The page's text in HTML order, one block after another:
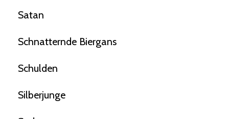
Satan
Schnatternde Biergans
Schulden
Silberjunge